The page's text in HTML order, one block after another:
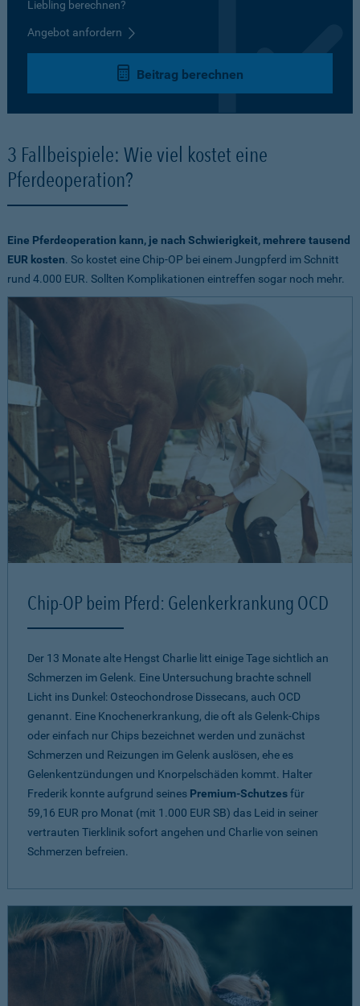
Liebling berechnen?
Angebot anfordern
Beitrag berechnen
3 Fallbeispiele: Wie viel kostet eine
Pferdeoperation?
Eine Pferdeoperation kann, je nach Schwierigkeit, mehrere tausend
EUR kosten. So kostet eine Chip-OP bei einem Jungpferd im Schnitt
rund 4.000 EUR. Sollten Komplikationen eintreffen sogar noch mehr.
Chip-OP beim Pferd: Gelenkerkrankung OCD
Der 13 Monate alte Hengst Charlie litt einige Tage sichtlich an
Schmerzen im Gelenk. Eine Untersuchung brachte schnell
Licht ins Dunkel: Osteochondrose Dissecans, auch OCD
genannt. Eine Knochenerkrankung, die oft als Gelenk-Chips
oder einfach nur Chips bezeichnet werden und zunächst
Schmerzen und Reizungen im Gelenk auslösen, ehe es
Gelenkentzündungen und Knorpelschäden kommt. Halter
Frederik konnte aufgrund seines Premium-Schutzesfür
59,16 EUR pro Monat (mit 1.000 EUR SB) das Leid in seiner
vertrauten Tierklinik sofort angehen und Charlie von seinen
Schmerzen befreien.